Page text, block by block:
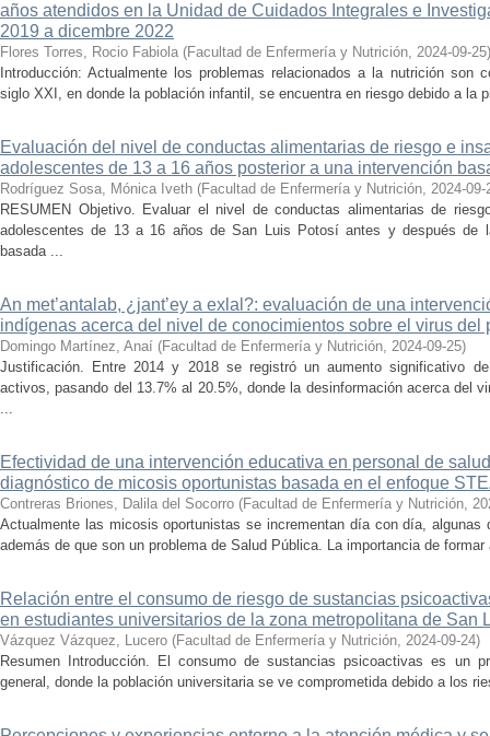
años atendidos en la Unidad de Cuidados Integrales e
2019 a dicembre 2022
Flores Torres, Rocio Fabiola (Facultad de Enfermería y Nutrición, 2024-09-25)
Introducción: Actualmente los problemas relacionados a la nutrición son
siglo XXI, en donde la población infantil, se encuentra en riesgo debido a la
Evaluación del nivel de conductas alimentarias de riesgo e
adolescentes de 13 a 16 años posterior a una intervención
Rodríguez Sosa, Mónica Iveth (Facultad de Enfermería y Nutrición, 2024-09-
RESUMEN Objetivo. Evaluar el nivel de conductas alimentarias de
adolescentes de 13 a 16 años de San Luis Potosí antes y después de
basada ...
An met’antalab, ¿jant’ey a exlal?: evaluación de una
indígenas acerca del nivel de conocimientos sobre el virus del
Domingo Martínez, Anaí (Facultad de Enfermería y Nutrición, 2024-09-25)
Justificación. Entre 2014 y 2018 se registró un aumento significativo
activos, pasando del 13.7% al 20.5%, donde la desinformación acerca del
...
Efectividad de una intervención educativa en personal de
diagnóstico de micosis oportunistas basada en el enfoque
Contreras Briones, Dalila del Socorro (Facultad de Enfermería y Nutrición,
Actualmente las micosis oportunistas se incrementan día con día, algunas
además de que son un problema de Salud Pública. La importancia de
Relación entre el consumo de riesgo de sustancias
en estudiantes universitarios de la zona metropolitana de San
Vázquez Vázquez, Lucero (Facultad de Enfermería y Nutrición, 2024-09-24)
Resumen Introducción. El consumo de sustancias psicoactivas es un
general, donde la población universitaria se ve comprometida debido a los